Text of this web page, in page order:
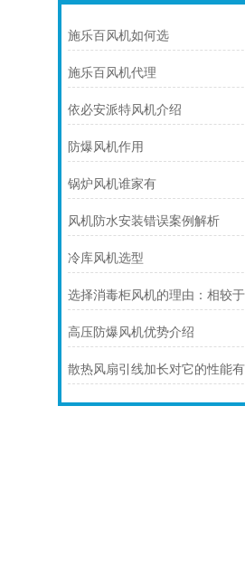
施乐百风机如何选
施乐百风机代理
依必安派特风机介绍
防爆风机作用
锅炉风机谁家有
风机防水安装错误案例解析
冷库风机选型
高压防爆风机优势介绍